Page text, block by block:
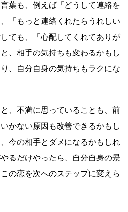
葉も、例えば「どうして連絡を
「もっと連絡くれたらうれしい
ても、「心配してくれてありが
、相手の気持ちも変わるかもし
、自分自身の気持ちもラクにな
、不満に思っていることも、前
かない原因も改善できるかもし
今の相手とダメになるかもしれ
るだけやったら、自分自身の景
の恋を次へのステップに変えら